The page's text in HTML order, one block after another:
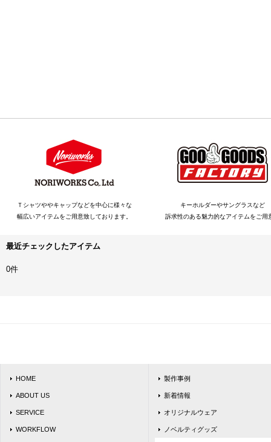
Ｔシャツややキャップなどを中心に様々な
幅広いアイテムをご用意致しております。
キーホルダーやサングラスなど
訴求性のある魅力的なアイテムをご用
最近チェックしたアイテム
0件
HOME
ABOUT US
SERVICE
WORKFLOW
製作事例
新着情報
オリジナルウェア
ノベルティグッズ